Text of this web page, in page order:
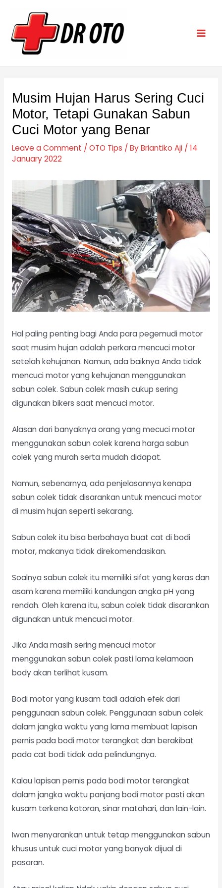
content
Musim Hujan Harus Sering Cuci
Motor, Tetapi Gunakan Sabun
Cuci Motor yang Benar
Leave a Comment /OTO Tips / ByBriantiko Aji /14
January 2022
Hal paling penting bagi Anda para pegemudi motor
saat musim hujan adalah perkara mencuci motor
setelah kehujanan. Namun, ada baiknya Anda tidak
mencuci motor yang kehujanan menggunakan
sabun colek. Sabun colek masih cukup sering
digunakan bikers saat mencuci motor.
Alasan dari banyaknya orang yang mecuci motor
menggunakan sabun colek karena harga sabun
colek yang murah serta mudah didapat.
Namun, sebenarnya, ada penjelasannya kenapa
sabun colek tidak disarankan untuk mencuci motor
di musim hujan seperti sekarang.
Sabun colek itu bisa berbahaya buat cat di bodi
motor, makanya tidak direkomendasikan.
Soalnya sabun colek itu memiliki sifat yang keras dan
asam karena memiliki kandungan angka pH yang
rendah. Oleh karena itu, sabun colek tidak disarankan
digunakan untuk mencuci motor.
Jika Anda masih sering mencuci motor
menggunakan sabun colek pasti lama kelamaan
body akan terlihat kusam.
Bodi motor yang kusam tadi adalah efek dari
penggunaan sabun colek. Penggunaan sabun colek
dalam jangka waktu yang lama membuat lapisan
pernis pada bodi motor terangkat dan berakibat
pada cat bodi tidak ada pelindungnya.
Kalau lapisan pernis pada bodi motor terangkat
dalam jangka waktu panjang bodi motor pasti akan
kusam terkena kotoran, sinar matahari, dan lain-lain.
Iwan menyarankan untuk tetap menggunakan sabun
khusus untuk cuci motor yang banyak dijual di
pasaran.
navigation